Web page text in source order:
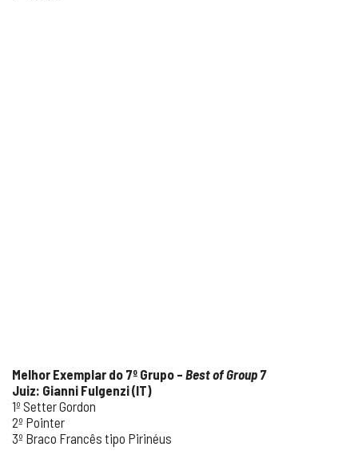
Melhor Exemplar do 7º Grupo – Best of Group 7
Juiz: Gianni Fulgenzi (IT)
1º Setter Gordon
2º Pointer
3º Braco Francês tipo Pirinéus